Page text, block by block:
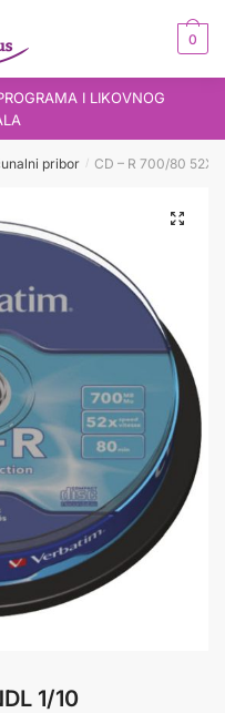
0
I LIKOVNOG
pribor / CD – R 700/80 52X
1/10